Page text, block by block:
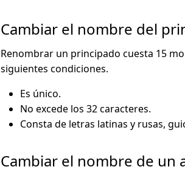
Cambiar el nombre del
Renombrar un principado cuesta 15
siguientes condiciones.
Es único.
No excede los 32 caracteres.
Consta de letras latinas y rusas,
Cambiar el nombre de un